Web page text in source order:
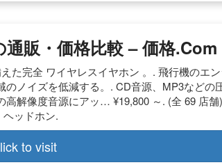
販・価格比較 – 価格.com
た完全 ワイヤレスイヤホン 。. 飛行機のエ
ノイズを低減する。. CD音源、MP3などの
解像度音源にアッ… ¥19,800 ～. (全 69 店
ッドホン.
to visit